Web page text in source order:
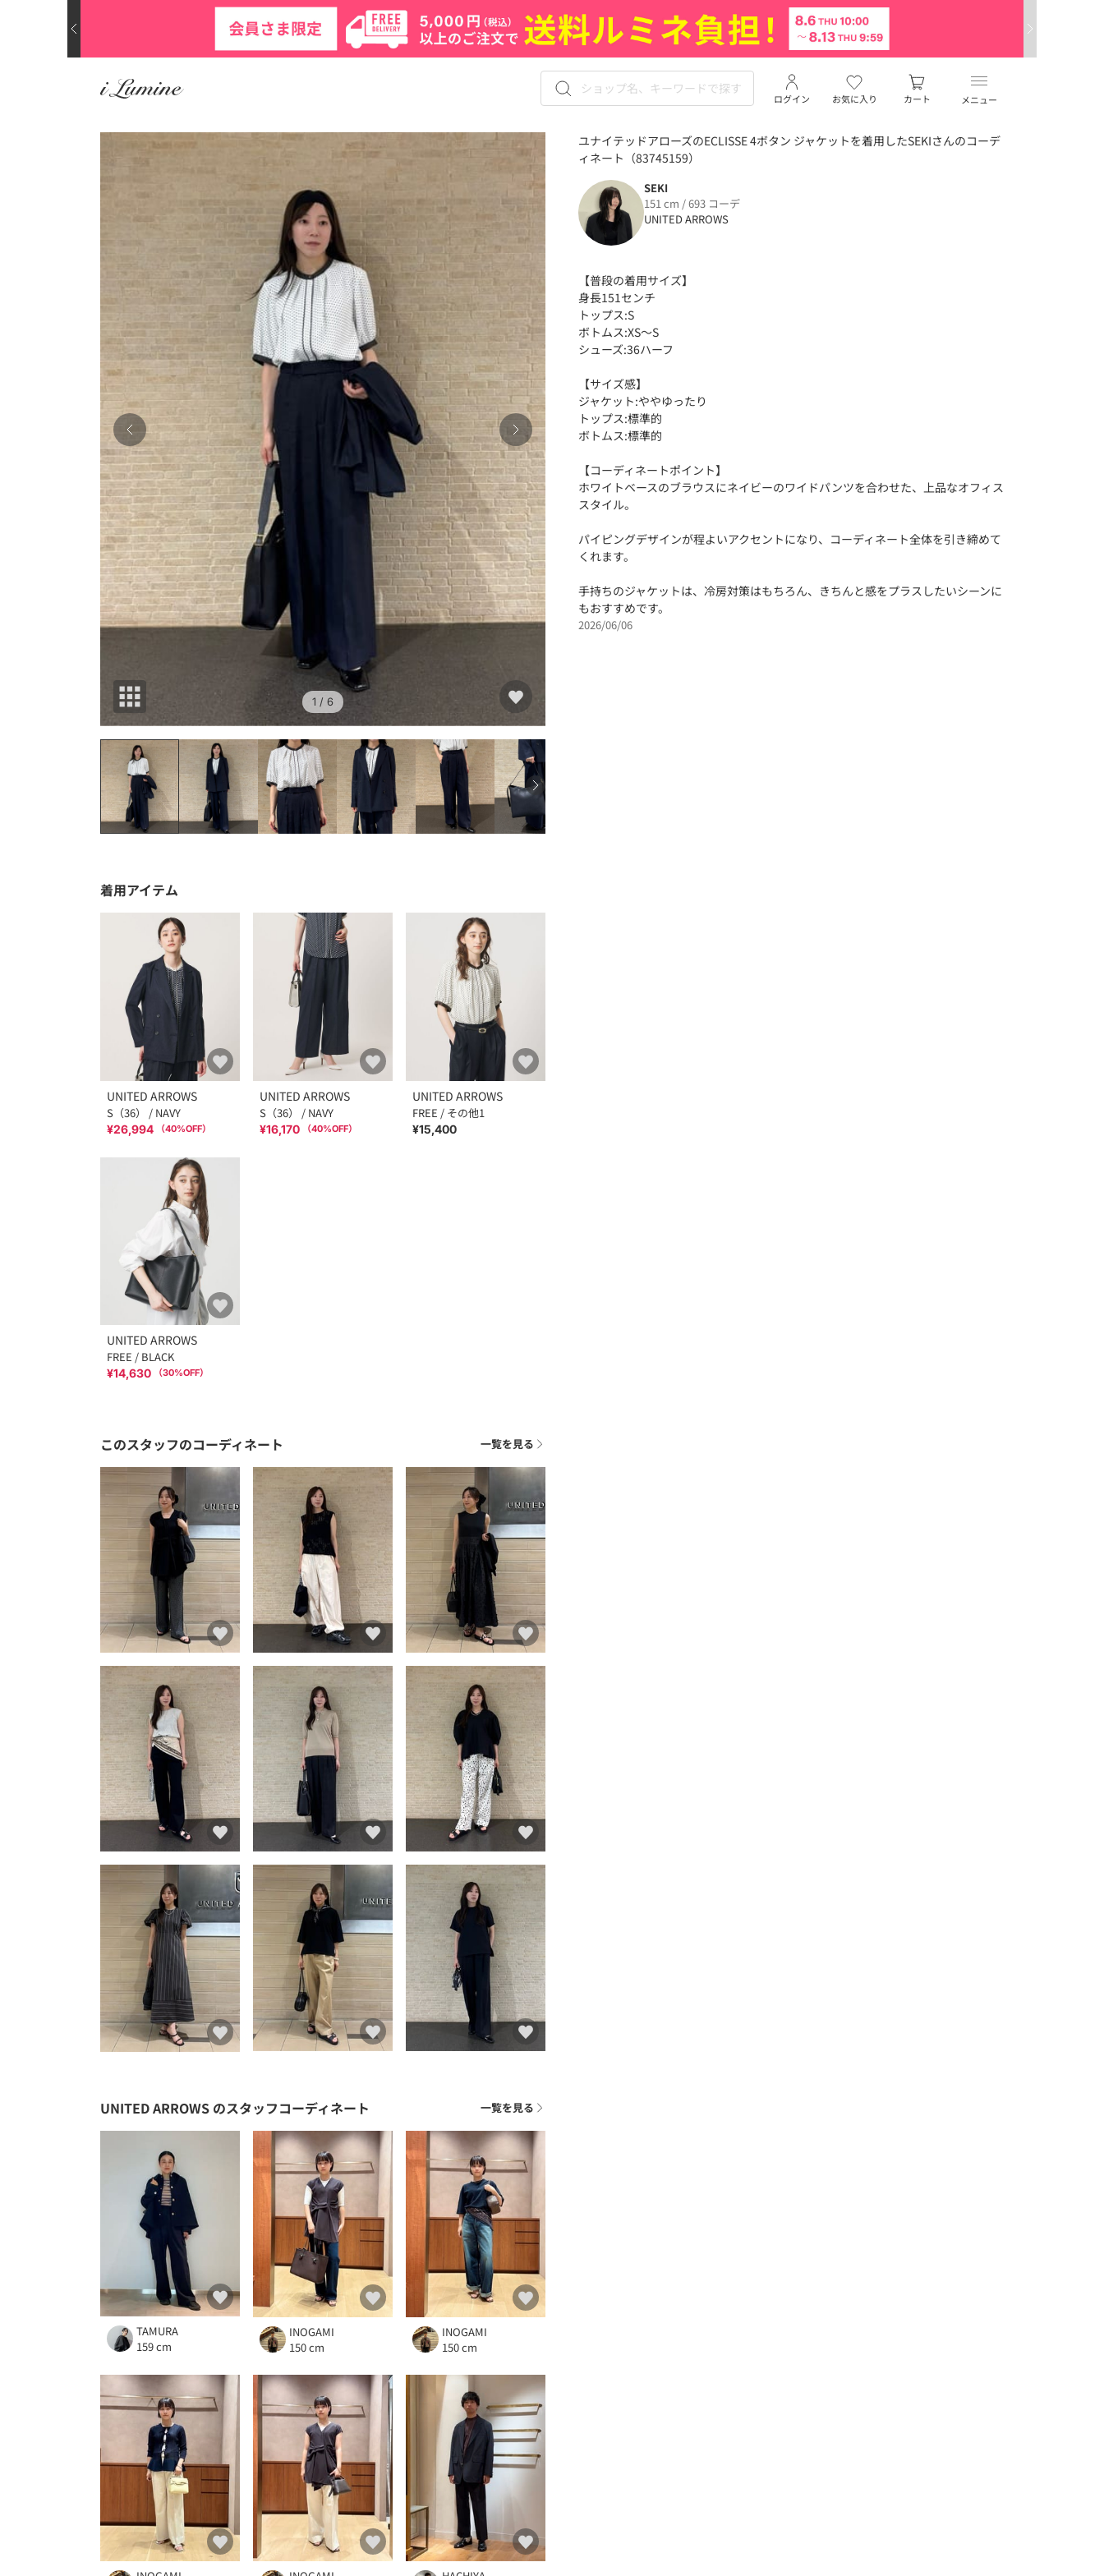
メニュー
お気に入り
ログイン カート
1 / 6
ユナイテッドアローズのECLISSE 4ボタン ジャケットを着用したSEKIさんのコーデ
ィネート（83745159）
SEKI
151 cm / 693 コーデ
UNITED ARROWS
【普段の着用サイズ】
身長151センチ
トップス:S
ボトムス:XS〜S
シューズ:36ハーフ
【サイズ感】
ジャケット:ややゆったり
トップス:標準的
ボトムス:標準的
【コーディネートポイント】
ホワイトベースのブラウスにネイビーのワイドパンツを合わせた、上品なオフィス
スタイル。
パイピングデザインが程よいアクセントになり、コーディネート全体を引き締めて
くれます。
手持ちのジャケットは、冷房対策はもちろん、きちんと感をプラスしたいシーンに
もおすすめです。
2026/06/06
着用アイテム
UNITED ARROWS
S（36） / NAVY
¥26,994 （40%OFF）
UNITED ARROWS
S（36） / NAVY
¥16,170 （40%OFF）
UNITED ARROWS
FREE / その他1
¥15,400
UNITED ARROWS
FREE / BLACK
¥14,630 （30%OFF）
このスタッフのコーディネート 一覧を見る
UNITED ARROWS のスタッフコーディネート 一覧を見る
TAMURA
159 cm
INOGAMI
150 cm
INOGAMI
150 cm